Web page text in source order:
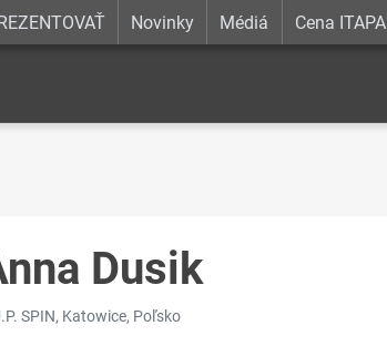
Novinky Médiá Cena ITAPA
Dusik
SPIN, Katowice, Poľsko